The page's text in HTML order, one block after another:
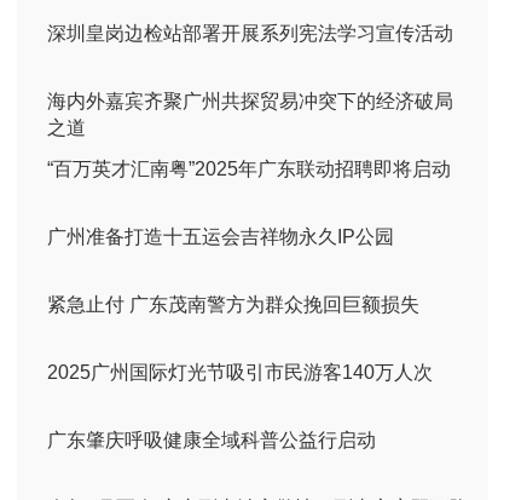
深圳皇岗边检站部署开展系列宪法学习宣传活动
海内外嘉宾齐聚广州共探贸易冲突下的经济破局
之道
“百万英才汇南粤”2025年广东联动招聘即将启动
广州准备打造十五运会吉祥物永久IP公园
紧急止付 广东茂南警方为群众挽回巨额损失
2025广州国际灯光节吸引市民游客140万人次
广东肇庆呼吸健康全域科普公益行启动